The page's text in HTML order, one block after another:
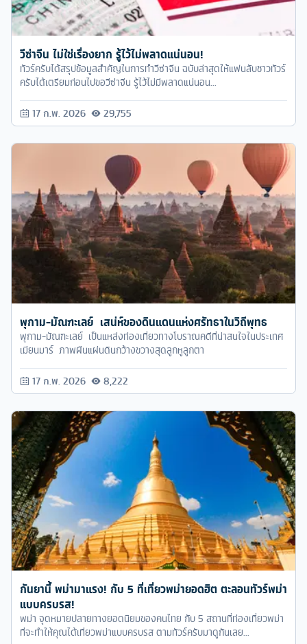
วีซ่าจีน ไม่ใช่เรื่องยาก รู้ไว้ไม่พลาดแน่นอน!
ทัวร์ครับได้สรุปข้อมูลสำคัญในการทำวีซ่าจีน ฉบับล่าสุดให้แฟนลับชาวทัวร์
ครับได้เตรียมก่อนไปขอวีซ่าจีน รู้ไว้ไม่มีพลาดแน่นอน...
17 ก.พ. 2026 29,755
พุกาม-มัณฑะเลย์ เสน่ห์ของดินแดนแห่งศรัทธาในวิถีพุทธ
พุกาม-มัณฑะเลย์ เป็นแหล่งท่องเที่ยวทางโบราณคดีที่น่าสนใจในประเทศ
เมียนมาร์ ภาพผืนแผ่นดินกว้างขวางสุดลูกหูลูกตา
17 ก.พ. 2026 8,222
กันยานี้ พม่ามาแรง! กับ 5 ที่เที่ยวพม่ายอดฮิต ตะลอนทัวร์พม่า
แบบครบรส!
พม่า จุดหมายปลายทางยอดนิยมของคนไทย กับ 5 สถานที่ท่องเที่ยวพม่า
ที่จะทำให้คุณได้เที่ยวพม่าแบบครบรส ตามทัวร์ครับมาดูกันเลย...